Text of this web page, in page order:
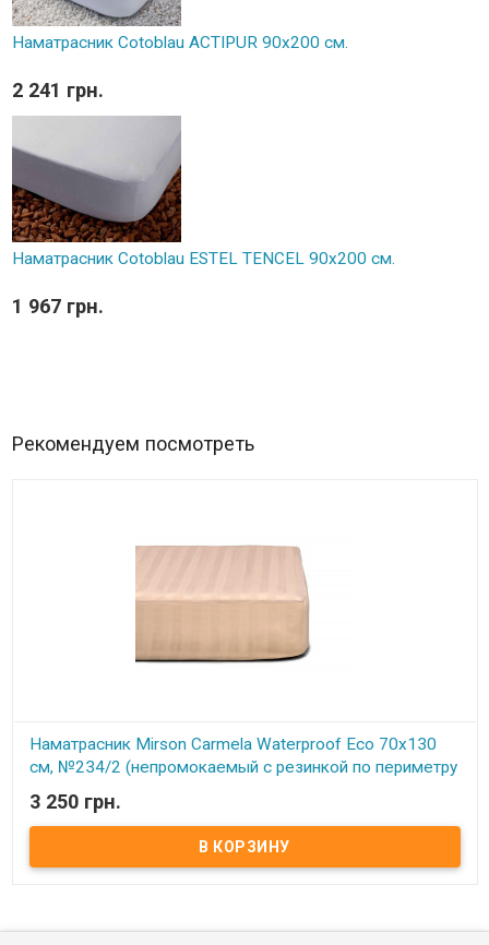
Наматрасник Cotoblau ACTIPUR 90х200 см.
2 241 грн.
Наматрасник Cotoblau ESTEL TENCEL 90х200 см.
1 967 грн.
Рекомендуем посмотреть
Наматрасник Mirson Carmela Waterproof Eco 70x130
см, №234/2 (непромокаемый с резинкой по периметру
+ АЛОЭ ВЕРА)
Наматрасник Mirson Carmela Waterproof Eco 70x130 см, №234/2
Упаковка: сумка фирменная. Производитель: Украина-Италия.
3 250 грн.